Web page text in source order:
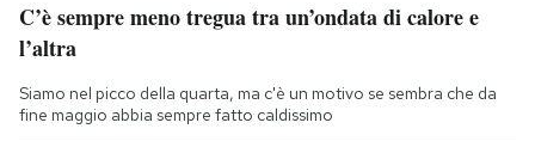
C’è sempre meno tregua tra un’ondata di calore e
l’altra
Siamo nel picco della quarta, ma c'è un motivo se sembra che da
fine maggio abbia sempre fatto caldissimo